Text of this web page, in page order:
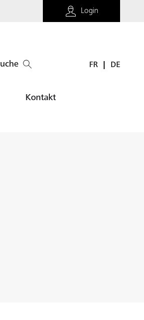
Login
FR DE
Kontakt